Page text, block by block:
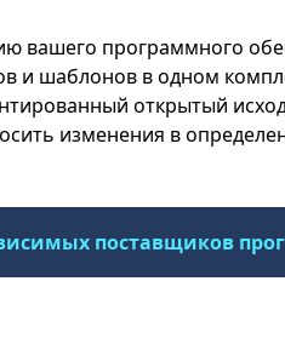
вашего программного
и шаблонов в одном
открытый
изменения в
поставщиков